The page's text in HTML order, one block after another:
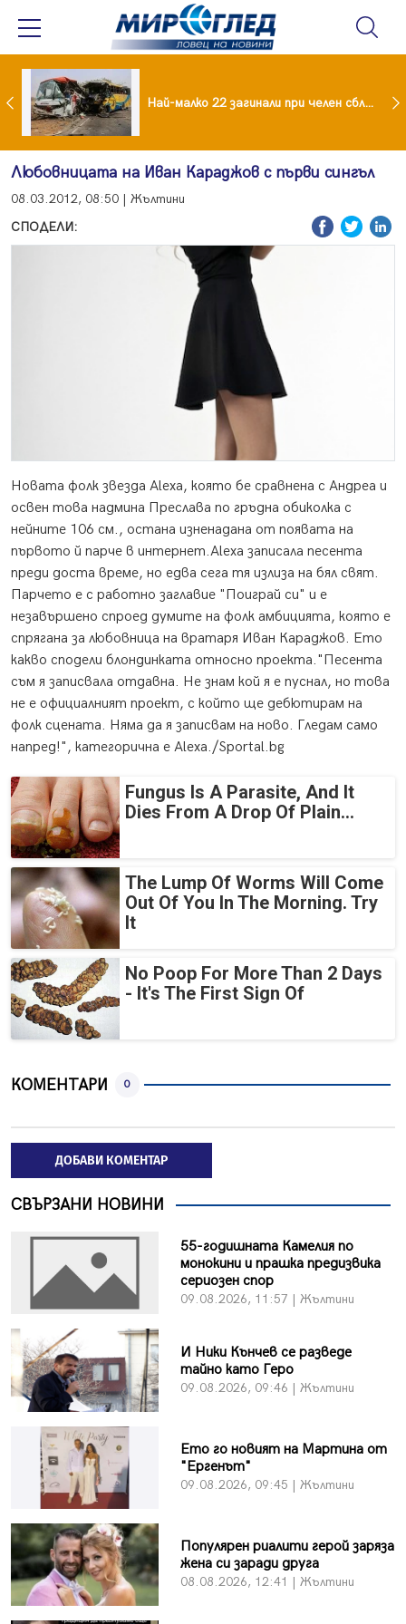
споразумение със САЩ , но без компромиси Най-малко 22 загинали при челен сблъсък между два автобуса
Любовницата на Иван Караджов с първи сингъл
08.03.2012, 08:50 | Жълтини
СПОДЕЛИ:
Новата фолк звезда Alexa, която бе сравнена с Андреа и
освен това надмина Преслава по гръдна обиколка с
нейните 106 см., остана изненадана от появата на
първото й парче в интернет.Alexa записала песента
преди доста време, но едва сега тя излиза на бял свят.
Парчето е с работно заглавие "Поиграй си" и е
незавършено спроед думите на фолк амбицията, която е
спрягана за любовница на вратаря Иван Караджов. Ето
какво сподели блондинката относно проекта."Песента
съм я записвала отдавна. Не знам кой я е пуснал, но това
не е официалният проект, с който ще дебютирам на
фолк сцената. Няма да я записвам на ново. Гледам само
напред!", категорична е Alexa./Sportal.bg
Fungus Is A Parasite, And It
Dies From A Drop Of Plain...
The Lump Of Worms Will Come
Out Of You In The Morning. Try
It
No Poop For More Than 2 Days
- It's The First Sign Of
КОМЕНТАРИ 0
ДОБАВИ КОМЕНТАР
СВЪРЗАНИ НОВИНИ
55-годишната Камелия по
монокини и прашка предизвика
сериозен спор
09.08.2026, 11:57 | Жълтини
И Ники Кънчев се разведе
тайно като Геро
09.08.2026, 09:46 | Жълтини
Ето го новият на Мартина от
"Ергенът"
09.08.2026, 09:45 | Жълтини
Популярен риалити герой заряза
жена си заради друга
08.08.2026, 12:41 | Жълтини